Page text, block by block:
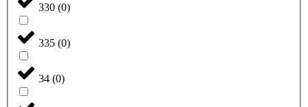
330 (0)
335 (0)
34 (0)